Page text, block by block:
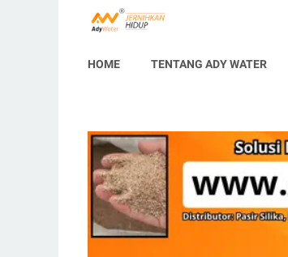
HOME TENTANG ADY WATER